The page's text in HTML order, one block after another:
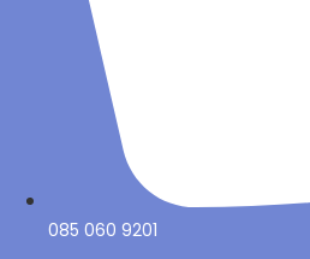
085 060 9201